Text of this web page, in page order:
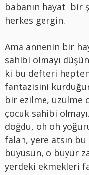
babanın hayatı bir
herkes gergin.
Ama annenin bir
sahibi olmayı
ki bu defteri
fantazisini
bir ezilme, üzülme
çocuk sahibi
doğdu, oh oh
falan, yere atsın bu
büyüsün, o büyür
yerdeki ekmekleri